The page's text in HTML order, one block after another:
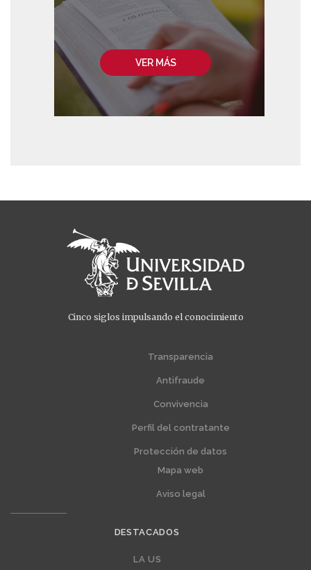
VER MÁS
Cinco siglos impulsando el conocimiento
Transparencia
Antifraude
Convivencia
Perfil del contratante
Protección de datos
Mapa web
Aviso legal
DESTACADOS
LA US